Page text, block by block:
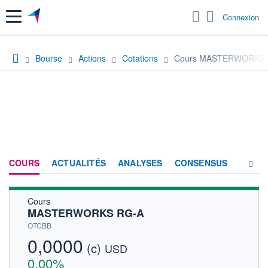
Menu Connexion
Bourse Actions Cotations Cours MASTERWORKS
COURS ACTUALITÉS ANALYSES CONSENSUS
Cours
MASTERWORKS RG-A
OTCBB
0,0000 (c) USD
0,00%